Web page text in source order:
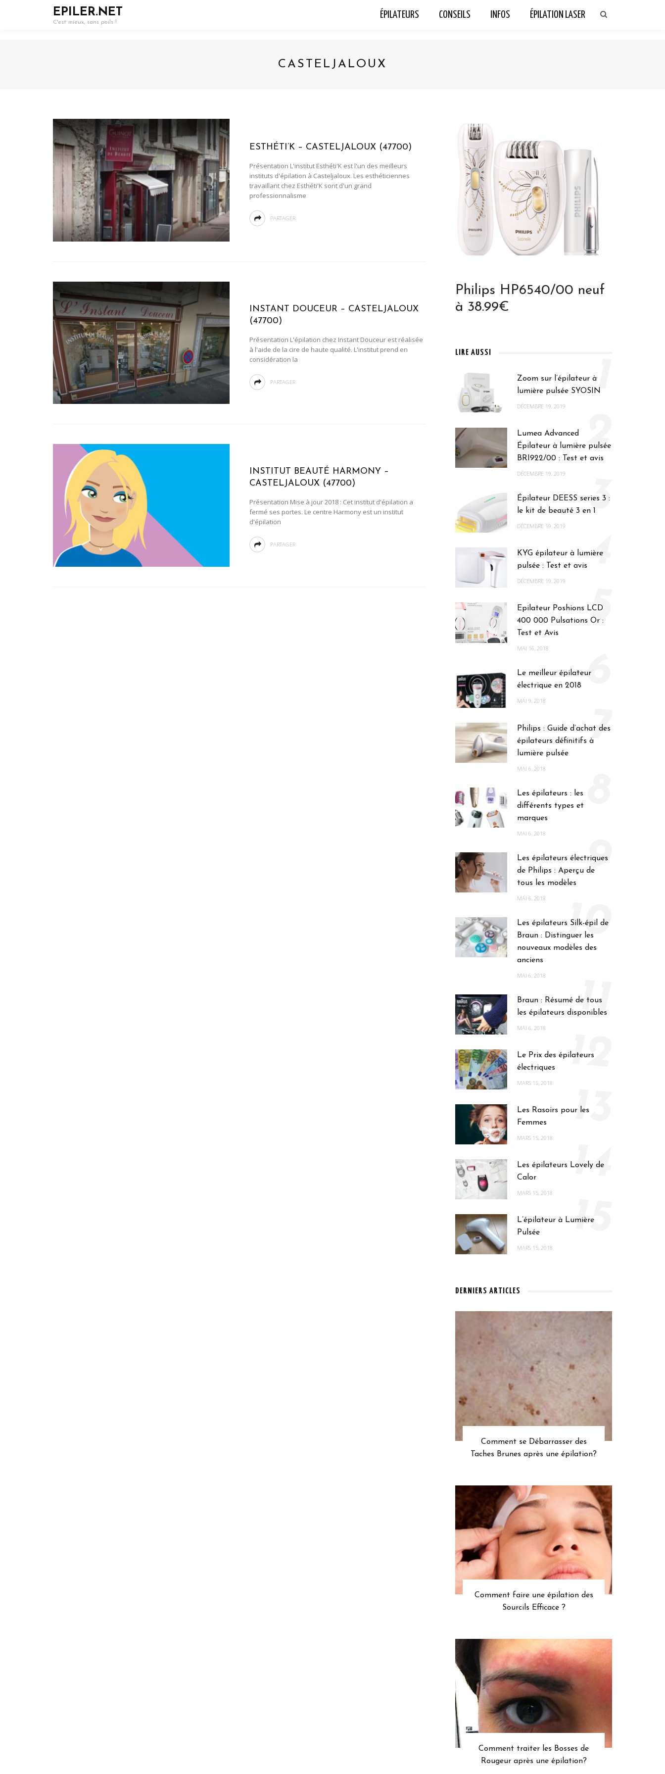
EPILER.NET
C'est mieux, sans poils !
ÉPILATEURS CONSEILS INFOS ÉPILATION LASER
CASTELJALOUX
ESTHÉTI’K – CASTELJALOUX (47700)
Présentation L'institut Esthéti'K est l'un des meilleurs
instituts d'épilation à Casteljaloux. Les esthéticiennes
travaillant chez Esthéti'K sont d'un grand
professionnalisme
PARTAGER
INSTANT DOUCEUR – CASTELJALOUX
(47700)
Présentation L'épilation chez Instant Douceur est réalisée
à l'aide de la cire de haute qualité. L'institut prend en
considération la
PARTAGER
INSTITUT BEAUTÉ HARMONY –
CASTELJALOUX (47700)
Présentation Mise à jour 2018 : Cet institut d'épilation a
fermé ses portes. Le centre Harmony est un institut
d'épilation
PARTAGER
Philips HP6540/00 neuf
à 38.99€
LIRE AUSSI
Zoom sur l’épilateur à
lumière pulsée SYOSIN
DÉCEMBRE 19, 2019
1
Lumea Advanced
Épilateur à lumière pulsée
BRI922/00 : Test et avis
DÉCEMBRE 19, 2019
2
Épilateur DEESS series 3 :
le kit de beauté 3 en 1
DÉCEMBRE 19, 2019
3
KYG épilateur à lumière
pulsée : Test et avis
DÉCEMBRE 19, 2019
4
Epilateur Poshions LCD
400 000 Pulsations Or :
Test et Avis
MAI 16, 2018
5
Le meilleur épilateur
électrique en 2018
MAI 9, 2018
6
Philips : Guide d’achat des
épilateurs définitifs à
lumière pulsée
MAI 6, 2018
7
Les épilateurs : les
différents types et
marques
MAI 6, 2018
Les épilateurs électriques
de Philips : Aperçu de
tous les modèles
MAI 6, 2018
9
Les épilateurs Silk-épil de
Braun : Distinguer les
nouveaux modèles des
anciens
MAI 6, 2018
10
Braun : Résumé de tous
les épilateurs disponibles
MAI 6, 2018
11
Le Prix des épilateurs
électriques
MARS 15, 2018
12
Les Rasoirs pour les
Femmes
MARS 15, 2018
13
Les épilateurs Lovely de
Calor
MARS 15, 2018
14
L’épilateur à Lumière
Pulsée
MARS 15, 2018
15
DERNIERS ARTICLES
Comment se Débarrasser des
Taches Brunes après une épilation?
Comment faire une épilation des
Sourcils Efficace ?
Comment traiter les Bosses de
Rougeur après une épilation?